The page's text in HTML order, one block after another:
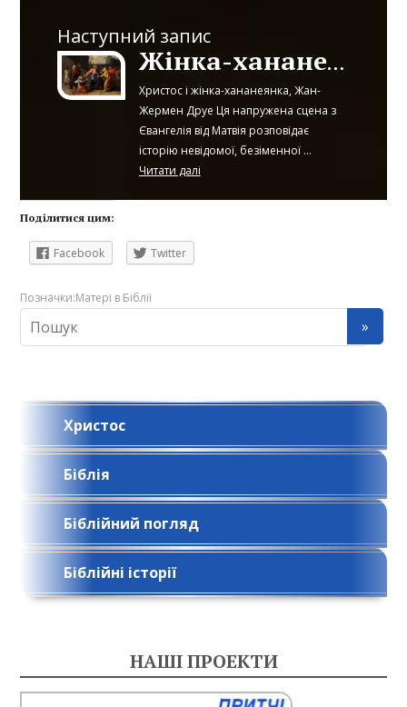
Наступний запис
Жінка-хананеянка – мати хворої дитини
Христос і жінка-хананеянка, Жан-
Жермен Друе Ця напружена сцена з
Євангелія від Матвія розповідає
історію невідомої, безіменної ...
Читати далі
Поділитися цим:
Facebook Twitter
Позначки:Матері в Біблії
Христос
Біблія
Біблійний погляд
Біблійні історії
НАШІ ПРОЕКТИ